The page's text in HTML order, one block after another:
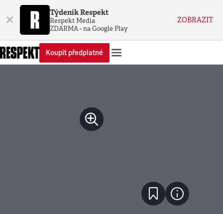
× Týdeník Respekt
Respekt Media
ZDARMA - na Google Play
ZOBRAZIT
Koupit předplatné